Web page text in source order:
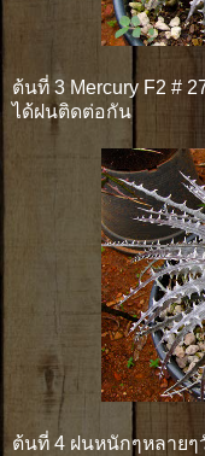
ต้นที่ 3 Mercury F2 #
ได้ฝนติดต่อกัน
ต้นที่ 4 ฝนหนักๆหลายๆ